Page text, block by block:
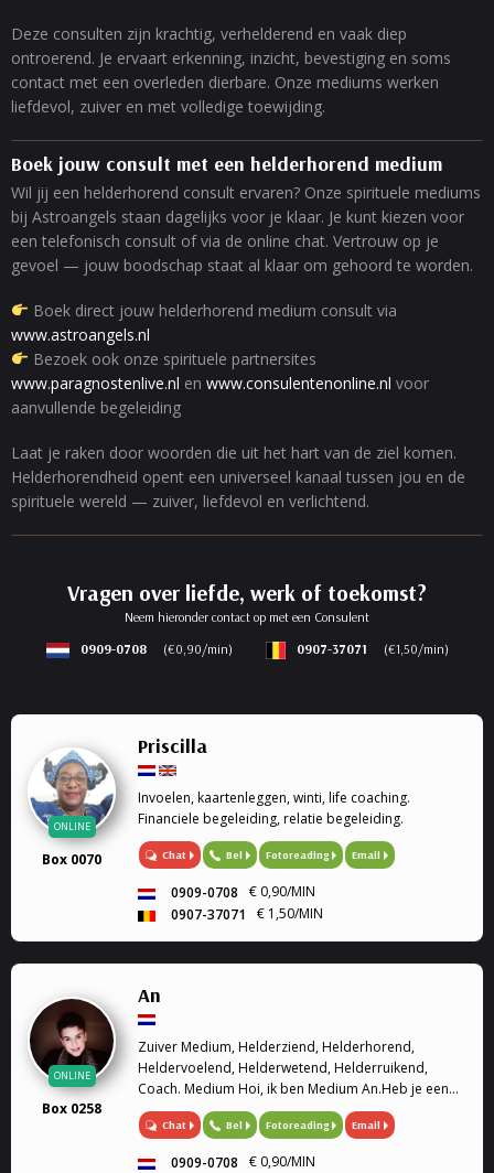
Deze consulten zijn krachtig, verhelderend en vaak diep
ontroerend. Je ervaart erkenning, inzicht, bevestiging en soms
contact met een overleden dierbare. Onze mediums werken
liefdevol, zuiver en met volledige toewijding.
Boek jouw consult met een helderhorend medium
Wil jij een helderhorend consult ervaren? Onze spirituele mediums
bij Astroangels staan dagelijks voor je klaar. Je kunt kiezen voor
een telefonisch consult of via de online chat. Vertrouw op je
gevoel — jouw boodschap staat al klaar om gehoord te worden.
Boek direct jouw helderhorend medium consult via
www.astroangels.nl
Bezoek ook onze spirituele partnersites
www.paragnostenlive.nl en www.consulentenonline.nl voor
aanvullende begeleiding
Laat je raken door woorden die uit het hart van de ziel komen.
Helderhorendheid opent een universeel kanaal tussen jou en de
spirituele wereld — zuiver, liefdevol en verlichtend.
Vragen over liefde, werk of toekomst?
Neem hieronder contact op met een Consulent
0909-0708
(€0,90/min) 0907-37071 (€1,50/min)
ONLINE
Box 0070
Priscilla
Invoelen, kaartenleggen, winti, life coaching.
Financiele begeleiding, relatie begeleiding.
Chat Bel Fotoreading Email
0909-0708
€ 0,90/MIN
0907-37071
€ 1,50/MIN
ONLINE
Box 0258
An
Zuiver Medium, Helderziend, Helderhorend,
Heldervoelend, Helderwetend, Helderruikend,
Coach. Medium Hoi, ik ben Medium An.Heb je een
situatie die jou positief of negatief bezighoudt?Met
mijn hulp kunnen dingen verhelderd worden.Vaak
Chat Bel Fotoreading Email
0909-0708
€ 0,90/MIN